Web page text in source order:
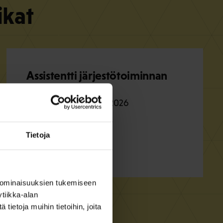
Tietoja
tukemiseen
alan
tietoja muihin tietoihin, joita
Assistentti järjestötoiminnan
Hae viimeistään16.8.2026
Lisätietoja